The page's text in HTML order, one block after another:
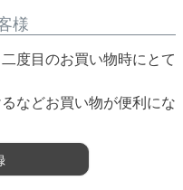
様
度目のお買い物時にとて
などお買い物が便利にな